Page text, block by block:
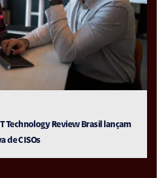
Technology Review Brasil lançam
de CISOs